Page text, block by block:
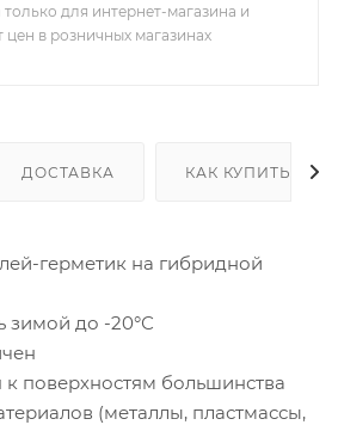
для интернет-магазина и
цен в розничных магазинах
ДОСТАВКА КАК КУПИТЬ
герметик на гибридной
зимой до -20°С
к поверхностям большинства
(металлы, пластмассы,